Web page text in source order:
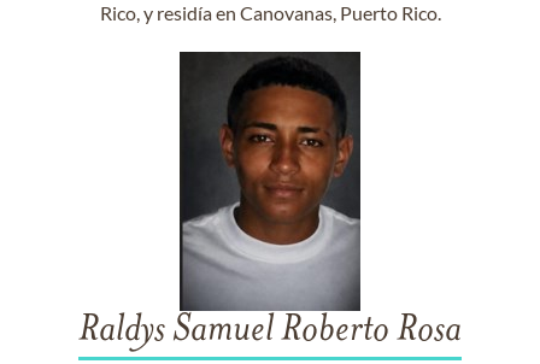
Rico, y residía en Canovanas, Puerto Rico.
Raldys Samuel Roberto Rosa